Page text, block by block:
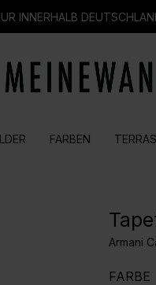
INNERHALB
FARBEN
Armani
FARBE